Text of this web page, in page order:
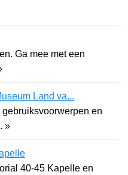
Ga mee met een
Land va...
en
»
40-45 Kapelle en